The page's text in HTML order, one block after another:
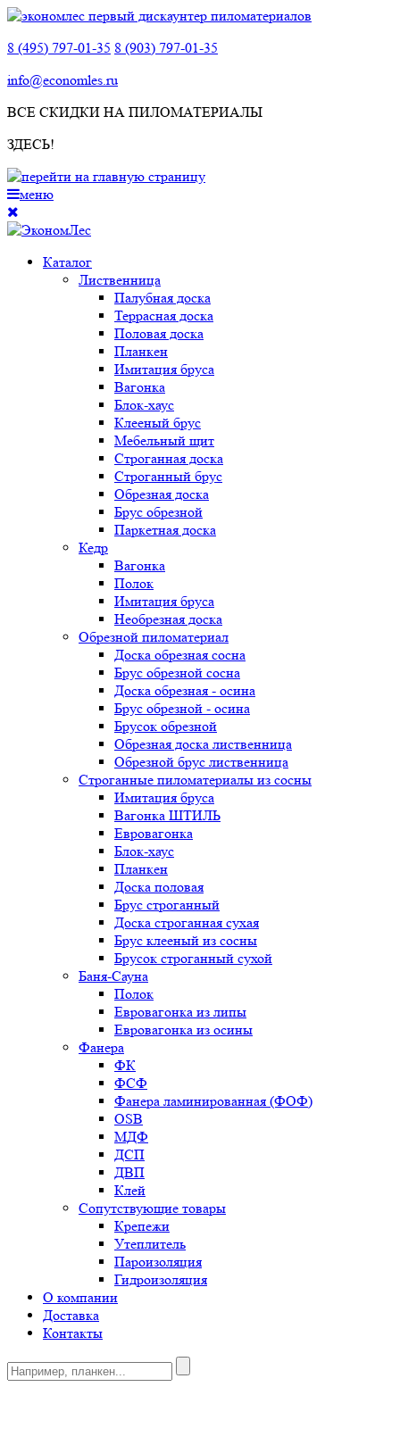
8 (495) 797-01-35 8 (903) 797-01-35
info@economles.ru
ВСЕ СКИДКИ НА ПИЛОМАТЕРИАЛЫ
ЗДЕСЬ!
меню
Каталог
Лиственница
Палубная доска
Террасная доска
Половая доска
Планкен
Имитация бруса
Вагонка
Блок-хаус
Клееный брус
Мебельный щит
Строганная доска
Строганный брус
Обрезная доска
Брус обрезной
Паркетная доска
Кедр
Вагонка
Полок
Имитация бруса
Необрезная доска
Обрезной пиломатериал
Доска обрезная сосна
Брус обрезной сосна
Доска обрезная - осина
Брус обрезной - осина
Брусок обрезной
Обрезная доска лиственница
Обрезной брус лиственница
Строганные пиломатериалы из сосны
Имитация бруса
Вагонка ШТИЛЬ
Евровагонка
Блок-хаус
Планкен
Доска половая
Брус строганный
Доска строганная сухая
Брус клееный из сосны
Брусок строганный сухой
Баня-Сауна
Полок
Евровагонка из липы
Евровагонка из осины
Фанера
ФК
ФСФ
Фанера ламинированная (ФОФ)
OSB
МДФ
ДСП
ДВП
Клей
Сопутствующие товары
Крепежи
Утеплитель
Пароизоляция
Гидроизоляция
О компании
Доставка
Контакты